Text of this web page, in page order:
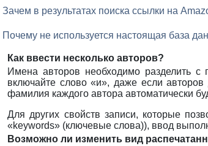
Зачем в результатах поиска ссылки на
Почему не используется настоящая база
Как ввести несколько авторов?
Имена авторов необходимо разделить с
включайте слово «и», даже если
фамилия каждого автора автоматически
Для других свойств записи, которые
«keywords» (ключевые слова)), ввод
Возможно ли изменить вид